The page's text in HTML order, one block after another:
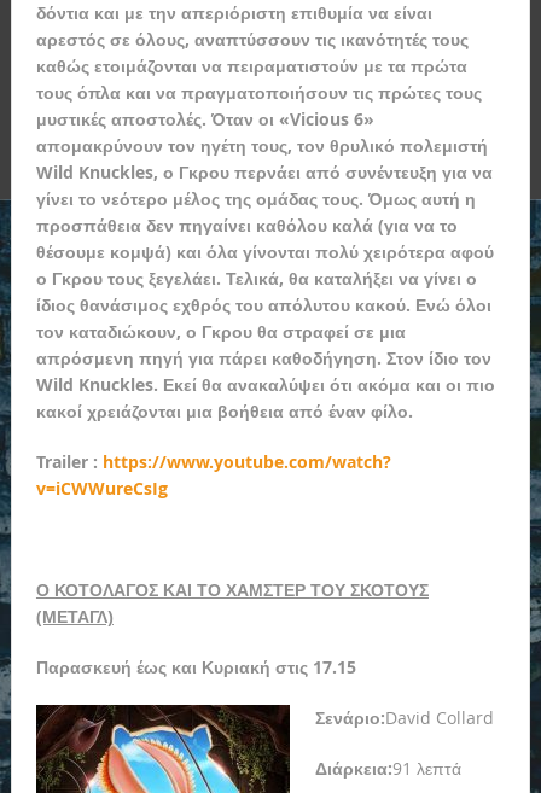
δόντια και με την απεριόριστη επιθυμία να είναι
αρεστός σε όλους, αναπτύσσουν τις ικανότητές τους
καθώς ετοιμάζονται να πειραματιστούν με τα πρώτα
τους όπλα και να πραγματοποιήσουν τις πρώτες τους
μυστικές αποστολές. Όταν οι «Vicious 6»
απομακρύνουν τον ηγέτη τους, τον θρυλικό πολεμιστή
Wild Knuckles, ο Γκρου περνάει από συνέντευξη για να
γίνει το νεότερο μέλος της ομάδας τους. Όμως αυτή η
προσπάθεια δεν πηγαίνει καθόλου καλά (για να το
θέσουμε κομψά) και όλα γίνονται πολύ χειρότερα αφού
ο Γκρου τους ξεγελάει. Τελικά, θα καταλήξει να γίνει ο
ίδιος θανάσιμος εχθρός του απόλυτου κακού. Ενώ όλοι
τον καταδιώκουν, ο Γκρου θα στραφεί σε μια
απρόσμενη πηγή για πάρει καθοδήγηση. Στον ίδιο τον
Wild Knuckles. Εκεί θα ανακαλύψει ότι ακόμα και οι πιο
κακοί χρειάζονται μια βοήθεια από έναν φίλο.
Trailer : https://www.youtube.com/watch?
v=iCWWureCsIg
Ο ΚΟΤΟΛΑΓΟΣ ΚΑΙ ΤΟ ΧΑΜΣΤΕΡ ΤΟΥ ΣΚΟΤΟΥΣ
(ΜΕΤΑΓΛ)
Παρασκευή έως και Κυριακή στις 17.15
Σενάριο:David Collard
Διάρκεια:91 λεπτά